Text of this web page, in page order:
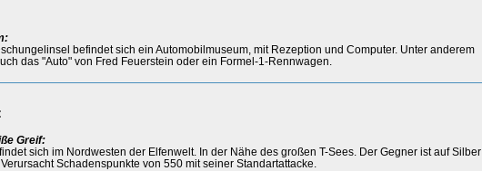
befindet sich ein Automobilmuseum, mit Rezeption und Computer. Unter anderem
das "Auto" von Fred Feuerstein oder ein Formel-1-Rennwagen.
Greif:
sich im Nordwesten der Elfenwelt. In der Nähe des großen T-Sees. Der Gegner ist auf Silber
Schadenspunkte von 550 mit seiner Standartattacke.